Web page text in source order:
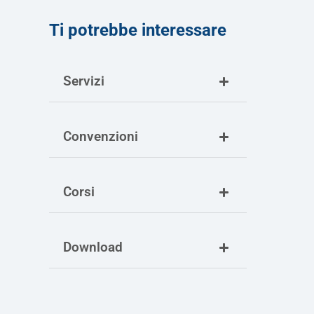
Ti potrebbe interessare
Servizi
Convenzioni
Corsi
Download